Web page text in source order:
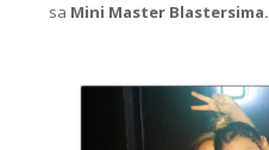
sa Mini Master Blastersima.